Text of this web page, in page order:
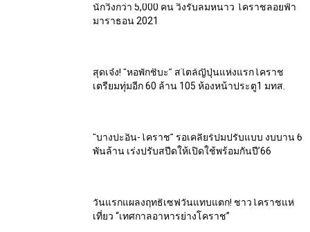
นักวิ่งกว่า 5,000 คน วิ่งรับลมหนาว โคราชลอยฟ้า
มาราธอน 2021
สุดเจ๋ง! “หอพักชิบะ” สไตล์ญี่ปุ่นแห่งแรกโคราช
เตรียมทุ่มอีก 60 ล้าน 105 ห้องหน้าประตู1 มทส.
“บางปะอิน-โคราช” รอเคลียร์ปมปรับแบบ งบบาน 6
พันล้าน เร่งปรับสปีดให้เปิดใช้พร้อมกันปี’66
วันแรกแผลงฤทธิ์เซฟวันแทบแตก! ชาวโคราชแห่
เที่ยว “เทศกาลอาหารย่างโคราช”